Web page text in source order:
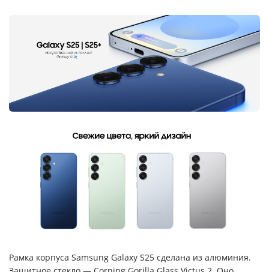
Рамка корпуса Samsung Galaxy S25 сделана из алюминия.